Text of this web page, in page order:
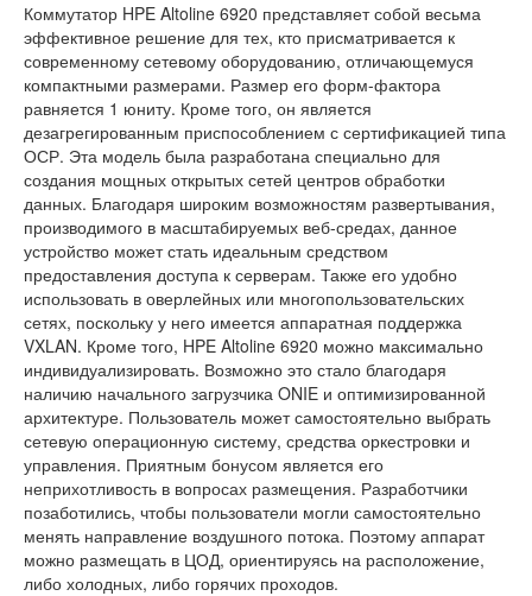
Коммутатор HPE Altoline 6920 представляет собой весьма
эффективное решение для тех, кто присматривается к
современному сетевому оборудованию, отличающемуся
компактными размерами. Размер его форм-фактора
равняется 1 юниту. Кроме того, он является
дезагрегированным приспособлением с сертификацией типа
ОСР. Эта модель была разработана специально для
создания мощных открытых сетей центров обработки
данных. Благодаря широким возможностям развертывания,
производимого в масштабируемых веб-средах, данное
устройство может стать идеальным средством
предоставления доступа к серверам. Также его удобно
использовать в оверлейных или многопользовательских
сетях, поскольку у него имеется аппаратная поддержка
VXLAN. Кроме того, HPE Altoline 6920 можно максимально
индивидуализировать. Возможно это стало благодаря
наличию начального загрузчика ONIE и оптимизированной
архитектуре. Пользователь может самостоятельно выбрать
сетевую операционную систему, средства оркестровки и
управления. Приятным бонусом является его
неприхотливость в вопросах размещения. Разработчики
позаботились, чтобы пользователи могли самостоятельно
менять направление воздушного потока. Поэтому аппарат
можно размещать в ЦОД, ориентируясь на расположение,
либо холодных, либо горячих проходов.